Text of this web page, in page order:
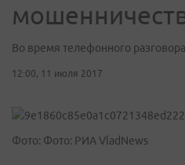
Во время телефонного
12:00, 11 июля 2017
Фото: Фото: РИА VladNews